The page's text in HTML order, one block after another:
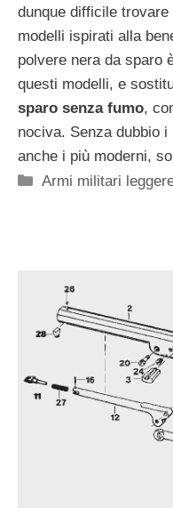
dunque difficile
modelli ispirati alla
polvere nera da sparo
questi modelli, e
sparo senza fumo,
nociva. Senza dubbio
anche i più moderni,
Categorie
Armi militari